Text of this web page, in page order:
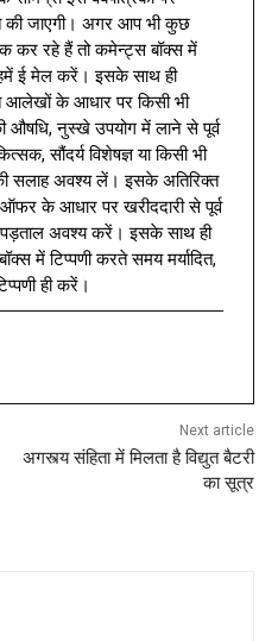
की जाएगी। अगर आप भी कुछ
कर रहे हैं तो कमेन्ट्स बॉक्स में
हमें ई मेल करें। इसके साथ ही
आलेखों के आधार पर किसी भी
औषधि, नुस्खे उपयोग में लाने से पूर्व
सौंदर्य विशेषज्ञ या किसी भी
सलाह अवश्य लें। इसके अतिरिक्त
के आधार पर खरीददारी से पूर्व
अवश्य करें। इसके साथ ही
में टिप्पणी करते समय मर्यादित,
ही करें।
Next article
अगस्त्य संहिता में मिलता है विद्युत बैटरी
का सूत्र